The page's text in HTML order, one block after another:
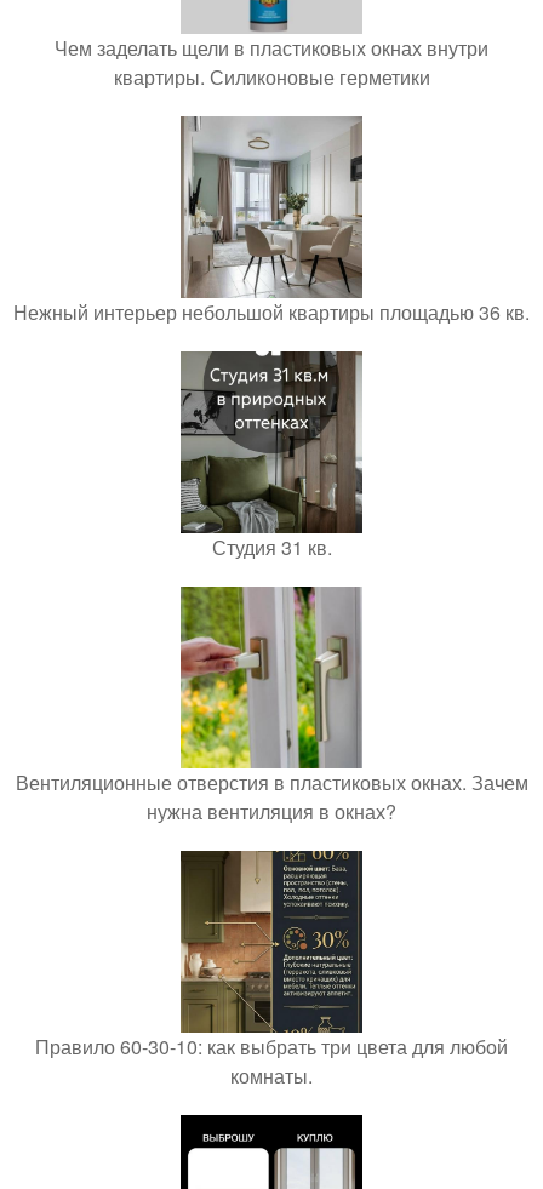
Чем заделать щели в пластиковых окнах внутри
квартиры. Силиконовые герметики
Нежный интерьер небольшой квартиры площадью 36 кв.
Студия 31 кв.
Вентиляционные отверстия в пластиковых окнах. Зачем
нужна вентиляция в окнах?
Правило 60-30-10: как выбрать три цвета для любой
комнаты.